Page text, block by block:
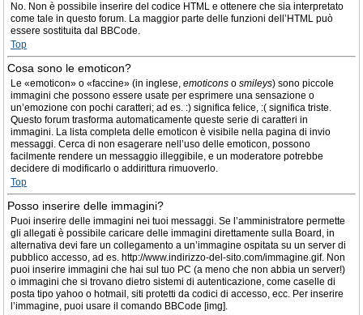
No. Non è possibile inserire del codice HTML e ottenere che sia interpretato
come tale in questo forum. La maggior parte delle funzioni dell’HTML può
essere sostituita dal BBCode.
Top
Cosa sono le emoticon?
Le «emoticon» o «faccine» (in inglese, emoticons o smileys) sono piccole
immagini che possono essere usate per esprimere una sensazione o
un’emozione con pochi caratteri; ad es. :) significa felice, :( significa triste.
Questo forum trasforma automaticamente queste serie di caratteri in
immagini. La lista completa delle emoticon è visibile nella pagina di invio
messaggi. Cerca di non esagerare nell’uso delle emoticon, possono
facilmente rendere un messaggio illeggibile, e un moderatore potrebbe
decidere di modificarlo o addirittura rimuoverlo.
Top
Posso inserire delle immagini?
Puoi inserire delle immagini nei tuoi messaggi. Se l’amministratore permette
gli allegati è possibile caricare delle immagini direttamente sulla Board, in
alternativa devi fare un collegamento a un’immagine ospitata su un server di
pubblico accesso, ad es. http://www.indirizzo-del-sito.com/immagine.gif. Non
puoi inserire immagini che hai sul tuo PC (a meno che non abbia un server!)
o immagini che si trovano dietro sistemi di autenticazione, come caselle di
posta tipo yahoo o hotmail, siti protetti da codici di accesso, ecc. Per inserire
l’immagine, puoi usare il comando BBCode [img].